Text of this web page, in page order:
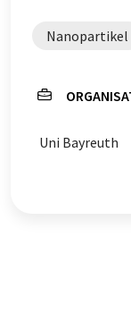
Nanopartikel
Uni Bayreuth